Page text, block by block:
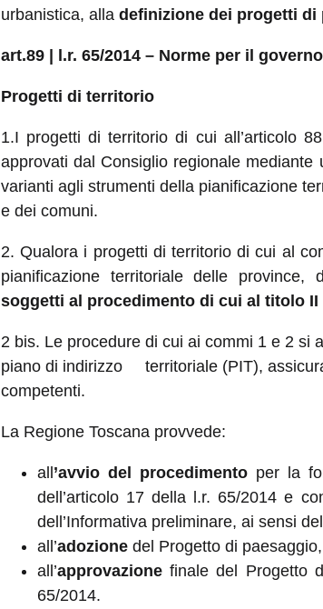
urbanistica, alla definizione dei progetti di
art.89 | l.r. 65/2014 – Norme per il
Progetti di territorio
1.I progetti di territorio di cui all’articolo
approvati dal Consiglio regionale mediante
varianti agli strumenti della pianificazione
e dei comuni.
2. Qualora i progetti di territorio di cui al
pianificazione territoriale delle
soggetti al procedimento di cui al titolo II
2 bis. Le procedure di cui ai commi 1 e 2 si
piano di indirizzo territoriale (PIT),
competenti.
La Regione Toscana provvede:
all’avvio del procedimento per la
dell’articolo 17 della l.r. 65/2014 e
dell’Informativa preliminare, ai sensi
all’adozione del Progetto di
all’approvazionefinale del Progetto
65/2014.